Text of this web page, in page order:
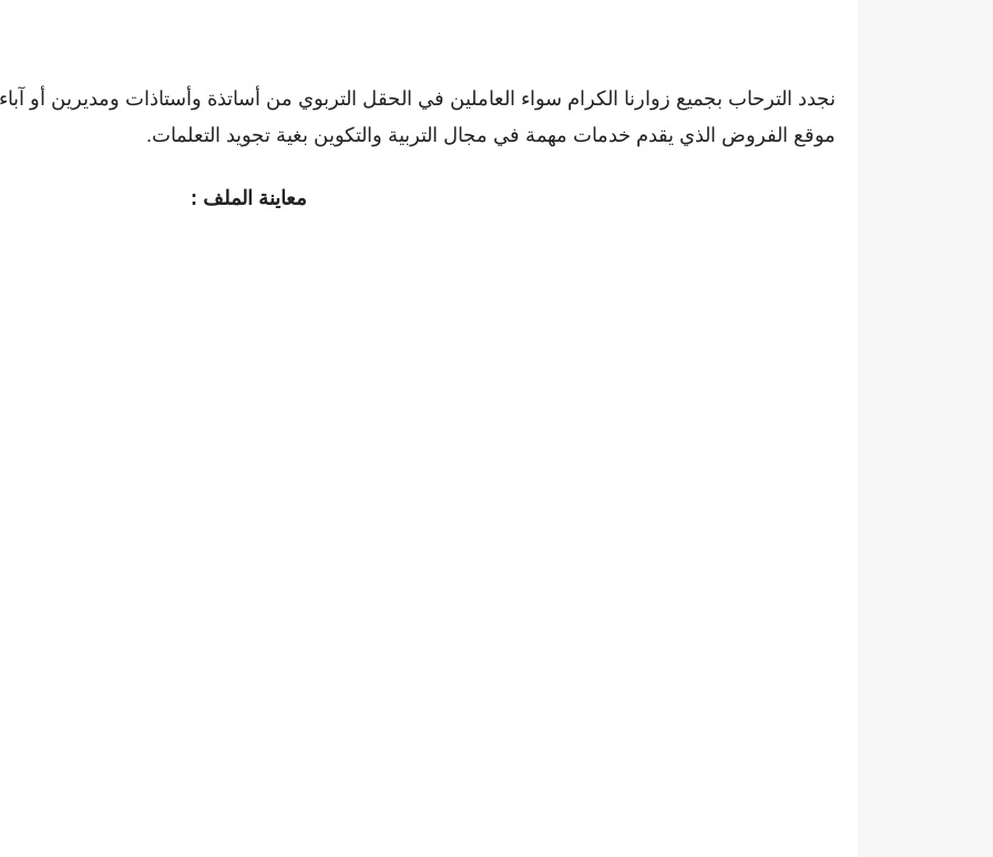
نجدد الترحاب بجميع زوارنا الكرام سواء العاملين في الحقل التربوي من أساتذة وأستاذات ومديرين أو
موقع الفروض الذي يقدم خدمات مهمة في مجال التربية والتكوين بغية تجويد التعلمات.
معاينة الملف :